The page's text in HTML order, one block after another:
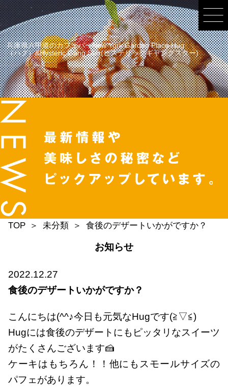
兵庫県六甲道のカフェバーNew York Garden Place Hug
（ハグ）&Hysteric Gang Star(ヒステリックギャングスター)
TOP 未分類 食後のデザートいかがですか？
お知らせ
2022.12.27
食後のデザートいかがですか？
こんにちは(^^♪今日も元気なHugです(≧▽≦)
Hugには食後のデザートにもピッタリなスイーツ
がたくさんございます🍰
ケーキはもちろん！！他にもスモールサイズの
パフェがあります。